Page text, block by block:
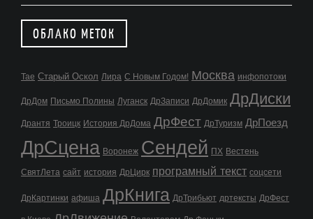
ОБЛАКО МЕТОК
Тае Старый Оскол Лира С Новым Годом! Москва инфопотоки
ДрДом Письмо Полины Луганск ДрЗаписи ДрДомик ДрДиски
Дрантя Троицк История ДрДома ДрФест ДрТуризм ДрПоезд
ДрСцена Воронеж Сендей ПХ Вестень
СвятЛета сайт история ДрЦирк програмный текст соцсети
ДрКартинки афиша ДрКнига ДрТрибьют дртексты ДрФест